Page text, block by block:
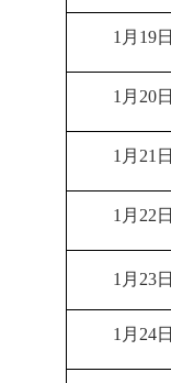
1 月 19日
1 月 20日
1 月 21 日
1 月 22 日
1 月 23日
1 月 24日